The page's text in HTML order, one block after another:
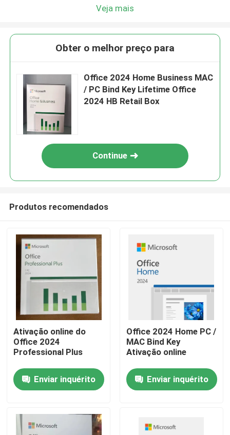
Casa
vídeos
Veja mais
Obter o melhor preço para
Office 2024 Home Business MAC
/ PC Bind Key Lifetime Office
2024 HB Retail Box
Continue
Produtos recomendados
Ativação online do
Office 2024
Professional Plus
Enviar inquérito
Office 2024 Home PC /
MAC Bind Key
Ativação online
Enviar inquérito